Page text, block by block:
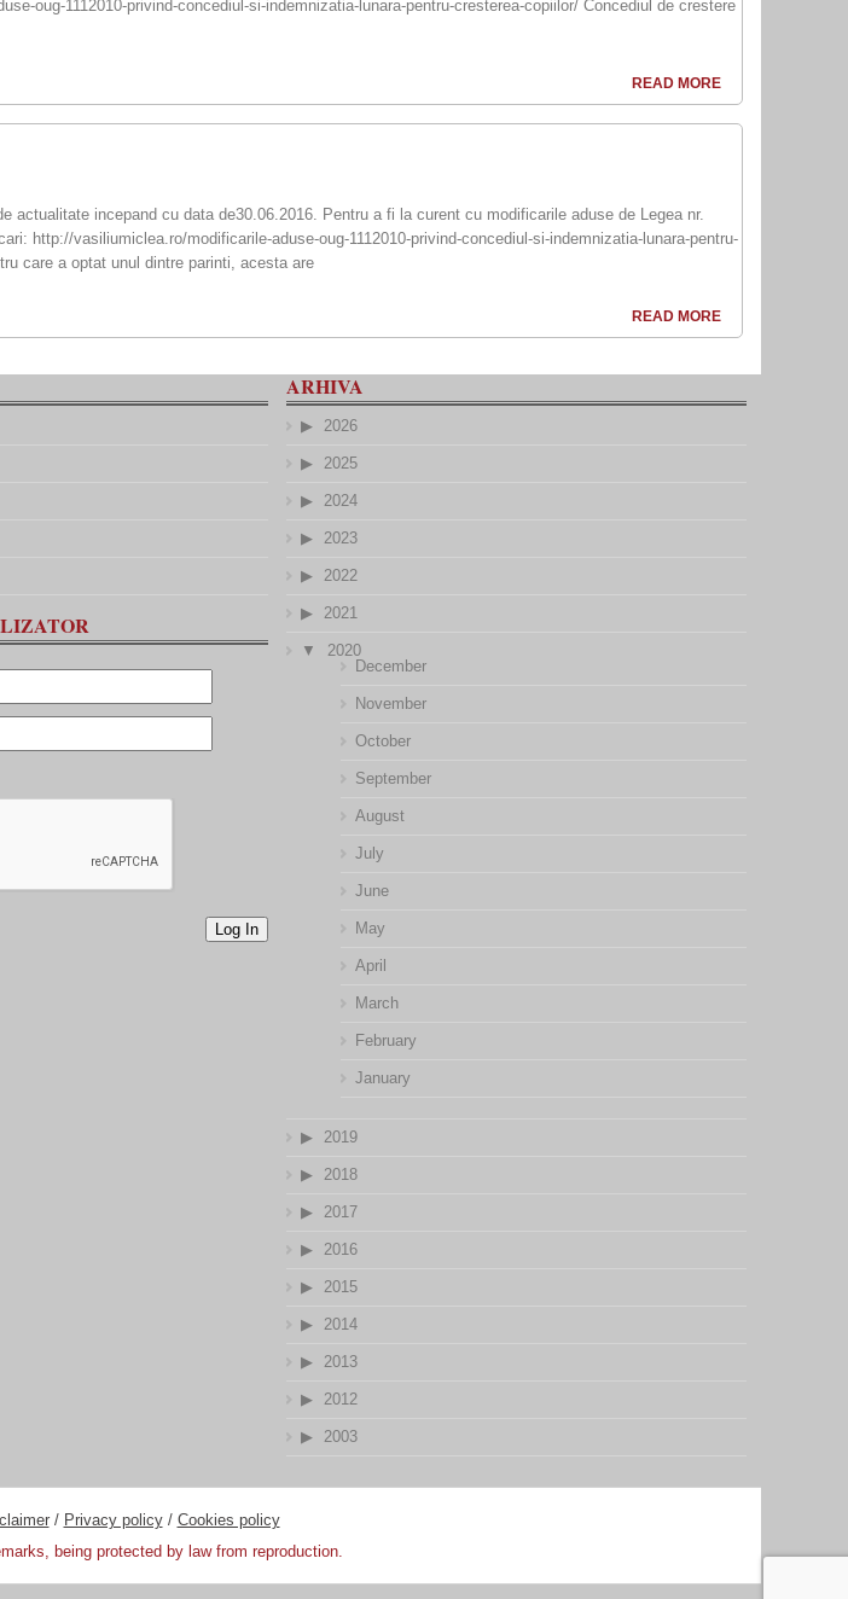
oug-1112010-privind-concediul-si-indemnizatia-lunara-pentru-cresterea-copiilor/ Concediul de crestere
READ MORE
actualitate incepand cu data de30.06.2016. Pentru a fi la curent cu modificarile aduse de Legea nr.
http://vasiliumiclea.ro/modificarile-aduse-oug-1112010-privind-concediul-si-indemnizatia-lunara-pentru-
care a optat unul dintre parinti, acesta are
READ MORE
Log In
ARHIVA
2026
2025
2024
2023
2022
2021
2020
December
November
October
September
August
July
June
May
April
March
February
January
2019
2018
2017
2016
2015
2014
2013
2012
2003
/ Privacy policy/ Cookies policy
being protected by law from reproduction.